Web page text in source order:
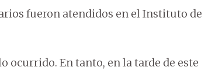
fueron atendidos en el Instituto de
En tanto, en la tarde de este